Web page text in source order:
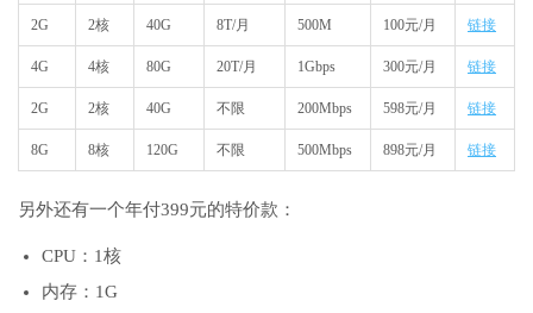
2G 2核 40G 8T/月 500M 100元/月 链接
4G 4核 80G 20T/月 1Gbps 300元/月 链接
2G 2核 40G 不限 200Mbps 598元/月 链接
8G 8核 120G 不限 500Mbps 898元/月 链接
另外还有一个年付399元的特价款：
CPU：1核
内存：1G